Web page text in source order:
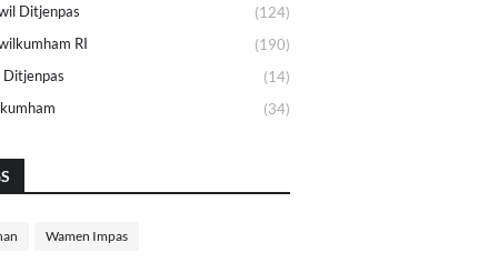
Ditjenpas
(124)
RI
(190)
(14)
(34)
Wamen Impas